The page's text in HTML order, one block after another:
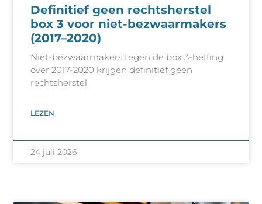
Definitief geen rechtsherstel
box 3 voor niet-bezwaarmakers
(2017–2020)
Niet-bezwaarmakers tegen de box 3-heffing
over 2017-2020 krijgen definitief geen
rechtsherstel.
LEZEN
24 juli 2026